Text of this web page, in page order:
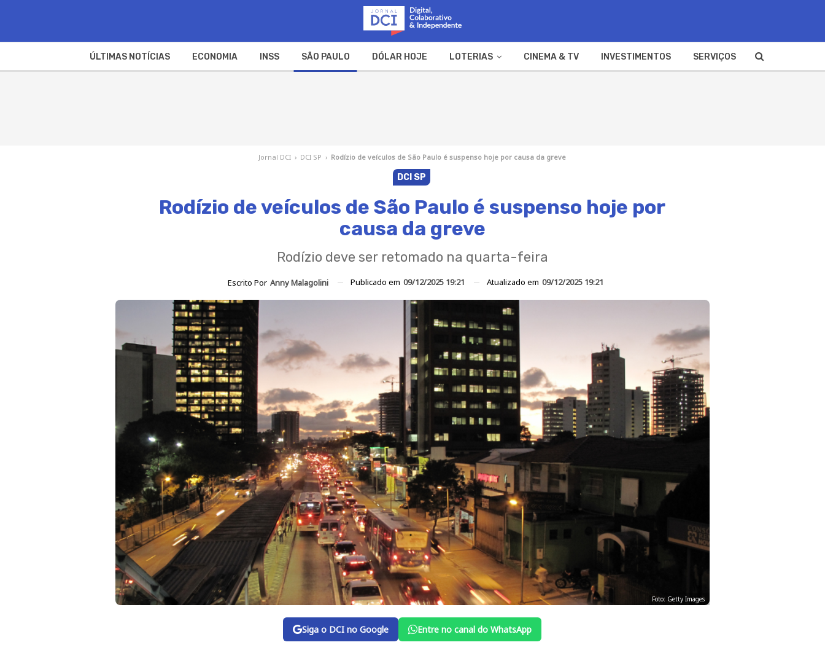
ÚLTIMAS NOTÍCIAS ECONOMIA INSS SÃO PAULO DÓLAR HOJE LOTERIAS CINEMA & TV INVESTIMENTOS SERVIÇOS
Jornal DCI › DCI SP › Rodízio de veículos de São Paulo é suspenso hoje por causa da greve
DCI SP
Rodízio de veículos de São Paulo é suspenso hoje por
causa da greve
Rodízio deve ser retomado na quarta-feira
Escrito Por Anny Malagolini Publicado em 09/12/2025 19:21 Atualizado em 09/12/2025 19:21
Foto: Getty Images
Siga o DCI no Google Entre no canal do WhatsApp